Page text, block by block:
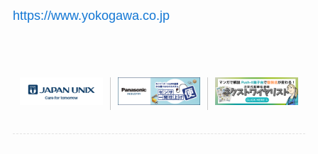
https://www.yokogawa.co.jp